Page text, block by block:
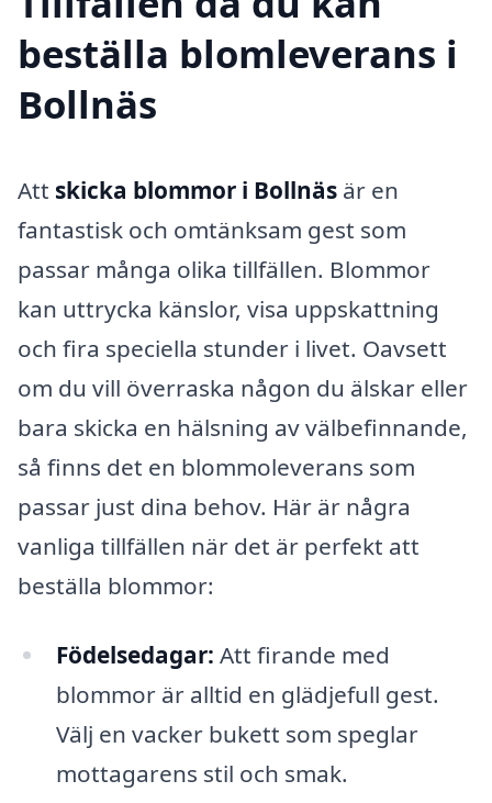
beställa blomleverans i
Bollnäs
Att skicka blommor i Bollnäs är en
fantastisk och omtänksam gest som
passar många olika tillfällen. Blommor
kan uttrycka känslor, visa uppskattning
och fira speciella stunder i livet. Oavsett
om du vill överraska någon du älskar eller
bara skicka en hälsning av välbefinnande,
så finns det en blommoleverans som
passar just dina behov. Här är några
vanliga tillfällen när det är perfekt att
beställa blommor:
Födelsedagar: Att firande med
blommor är alltid en glädjefull gest.
Välj en vacker bukett som speglar
mottagarens stil och smak.